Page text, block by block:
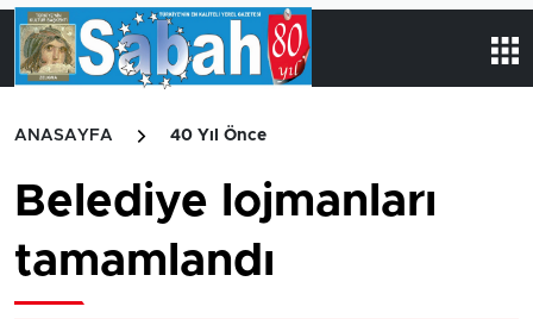
ANASAYFA 40 Yıl Önce
Belediye lojmanları
tamamlandı